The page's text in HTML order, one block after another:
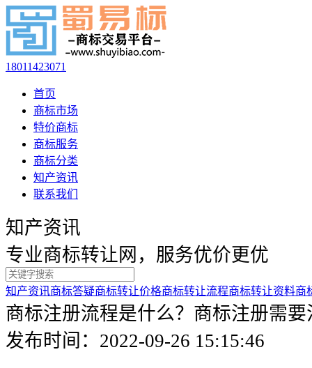
18011423071
首页
商标市场
特价商标
商标服务
商标分类
知产资讯
联系我们
知产资讯
专业商标转让网，服务优价更优
知产资讯商标答疑商标转让价格商标转让流程商标转让资料商
商标注册流程是什么？商标注册需
发布时间：2022-09-26 15:15:46